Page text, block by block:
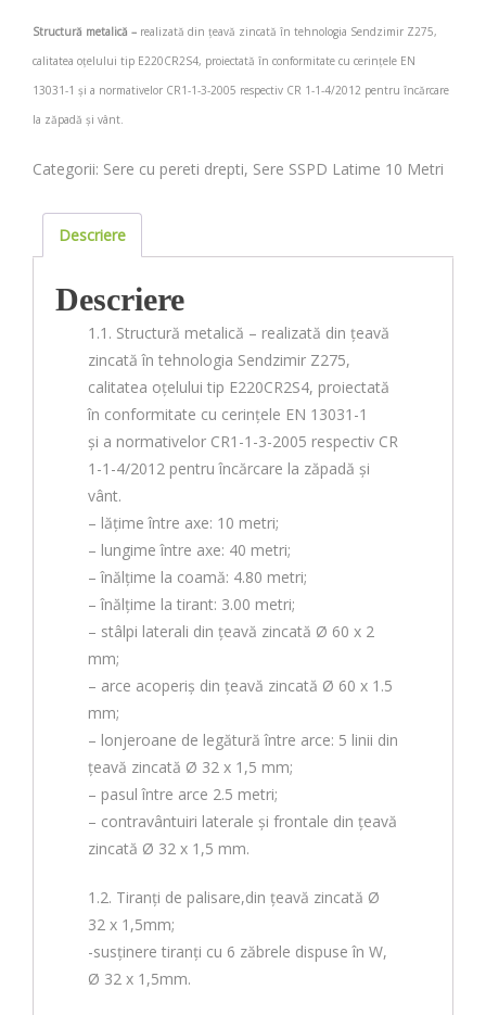
Structură metalică – realizată din țeavă zincată în tehnologia Sendzimir Z275,
calitatea oțelului tip E220CR2S4, proiectată în conformitate cu cerințele EN
13031-1 și a normativelor CR1-1-3-2005 respectiv CR 1-1-4/2012 pentru încărcare
la zăpadă și vânt.
Categorii: Sere cu pereti drepti, Sere SSPD Latime 10 Metri
Descriere
Descriere
1.1. Structură metalică – realizată din țeavă
zincată în tehnologia Sendzimir Z275,
calitatea oțelului tip E220CR2S4, proiectată
în conformitate cu cerințele EN 13031-1
și a normativelor CR1-1-3-2005 respectiv CR
1-1-4/2012 pentru încărcare la zăpadă și
vânt.
– lățime între axe: 10 metri;
– lungime între axe: 40 metri;
– înălțime la coamă: 4.80 metri;
– înălțime la tirant: 3.00 metri;
– stâlpi laterali din țeavă zincată Ø 60 x 2
mm;
– arce acoperiș din țeavă zincată Ø 60 x 1.5
mm;
– lonjeroane de legătură între arce: 5 linii din
țeavă zincată Ø 32 x 1,5 mm;
– pasul între arce 2.5 metri;
– contravântuiri laterale și frontale din țeavă
zincată Ø 32 x 1,5 mm.
1.2. Tiranți de palisare,din țeavă zincată Ø
32 x 1,5mm;
-susținere tiranți cu 6 zăbrele dispuse în W,
Ø 32 x 1,5mm.